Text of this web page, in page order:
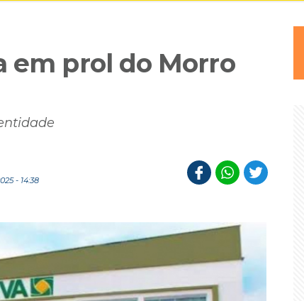
em prol do Morro
- 14:38